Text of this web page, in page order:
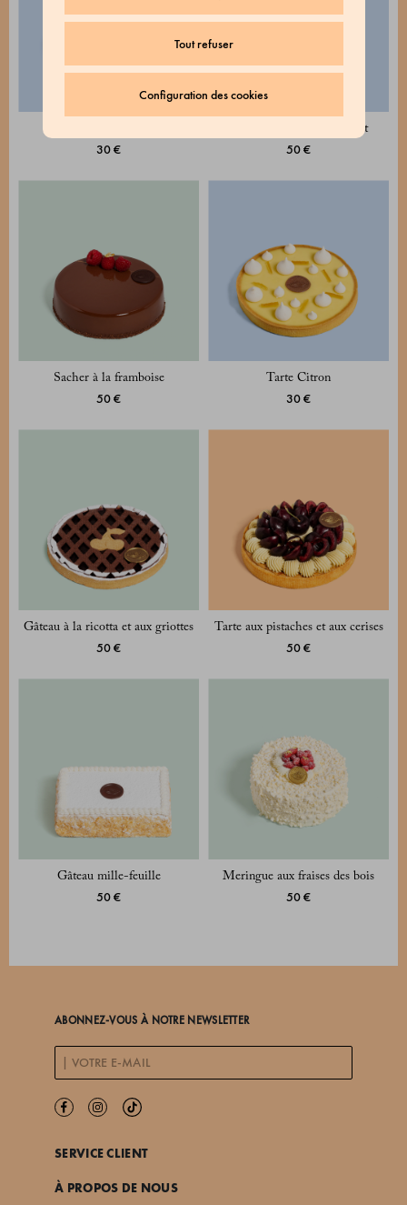
Tout refuser
Configuration des cookies
30 €
Gâteau Aurora au chocolat
50 €
Sacher à la framboise
50 €
Tarte Citron
30 €
Gâteau à la ricotta et aux griottes
50 €
Tarte aux pistaches et aux cerises
50 €
Gâteau mille-feuille
50 €
Meringue aux fraises des bois
50 €
ABONNEZ-VOUS À NOTRE NEWSLETTER
SERVICE CLIENT
À PROPOS DE NOUS